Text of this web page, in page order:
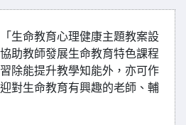
生命教育心理健康主題教案設
助教師發展生命教育特色課程
除能提升教學知能外，亦可作
對生命教育有興趣的老師、輔